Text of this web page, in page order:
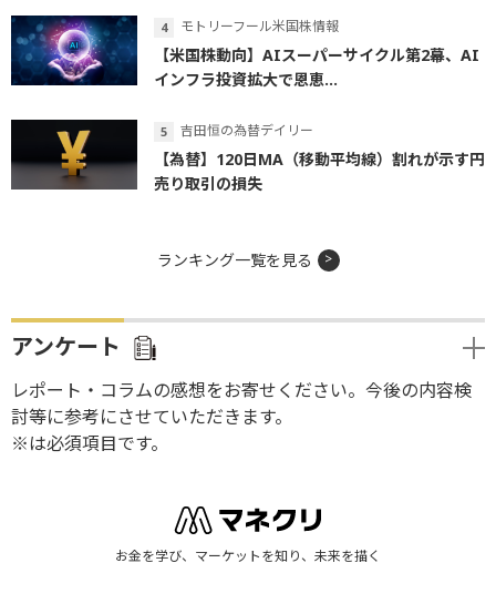
モトリーフール米国株情報
【米国株動向】AIスーパーサイクル第2幕、AI
インフラ投資拡大で恩恵...
吉田恒の為替デイリー
【為替】120日MA（移動平均線）割れが示す円
売り取引の損失
ランキング一覧を見る
アンケート
レポート・コラムの感想をお寄せください。今後の内容検
討等に参考にさせていただきます。
※は必須項目です。
お金を学び、マーケットを知り、未来を描く